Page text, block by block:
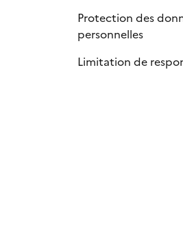
Protection des
personnelles
Limitation de